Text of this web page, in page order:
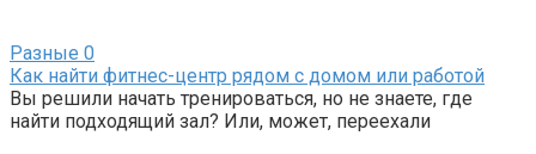
Разные 0
Как найти фитнес-центр рядом с домом или работой
Вы решили начать тренироваться, но не знаете, где
найти подходящий зал? Или, может, переехали